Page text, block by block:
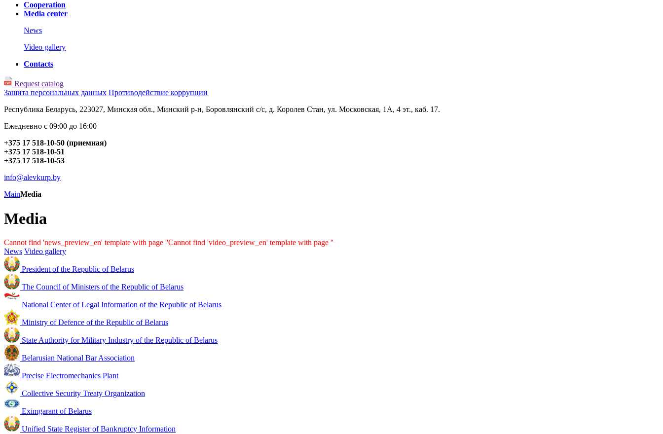
Cooperation
Media center
News
Video gallery
Contacts
Request catalog
Защита персональных данных Противодействие коррупции
Республика Беларусь, 223027, Минская обл., Минский р-н, Боровлянский с/с, д. Королев Стан, ул. Московская, 1А, 4 эт., каб. 17.
Ежедневно с 09:00 до 16:00
+375 17 518-10-50 (приемная)
+375 17 518-10-51
+375 17 518-10-53
info@alevkurp.by
MainMedia
Media
Cannot find 'news_preview_en' template with page ''Cannot find 'video_preview_en' template with page ''
News Video gallery
President of the Republic of Belarus
The Council of Ministers of the Republic of Belarus
National Center of Legal Information of the Republic of Belarus
Ministry of Defence of the Republic of Belarus
State Authority for Military Industry of the Republic of Belarus
Belarusian National Bar Association
Precise Electromechanics Plant
Collective Security Treaty Organization
Eximgarant of Belarus
Unified State Register of Bankruptcy Information